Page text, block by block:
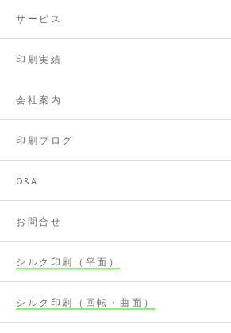
サービス
印刷実績
会社案内
印刷ブログ
Q&A
お問合せ
シルク印刷（平面）
シルク印刷（回転・曲面）